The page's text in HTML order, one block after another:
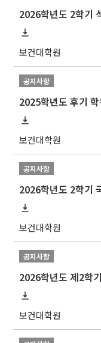
보건대학원
공지사항
보건대학원
공지사항
2026학년도 2학기
보건대학원
공지사항
보건대학원